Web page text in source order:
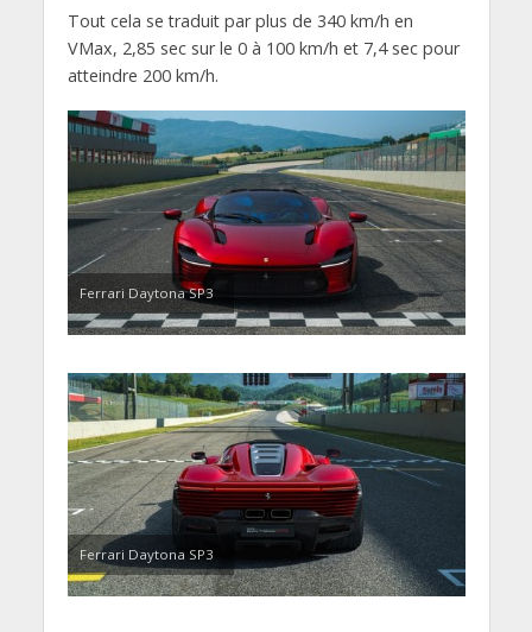
Tout cela se traduit par plus de 340 km/h en
VMax, 2,85 sec sur le 0 à 100 km/h et 7,4 sec pour
atteindre 200 km/h.
Ferrari Daytona SP3
Ferrari Daytona SP3